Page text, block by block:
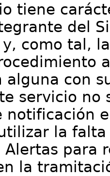
tiene
del
como tal,
alguna con
servicio no
notificación
la
Alertas para
la